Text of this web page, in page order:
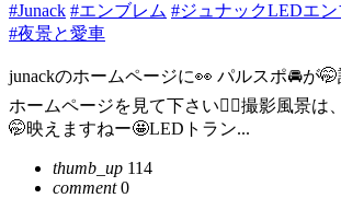
#Junack #エンブレム #ジュナックLEDエン
#夜景と愛車
junackのホームページに👀 パルスポ🚘が
ホームページを見て下さい🙇‍♂️撮影風景は
🤭映えますねー🤩LEDトラン...
thumb_up 114
comment0